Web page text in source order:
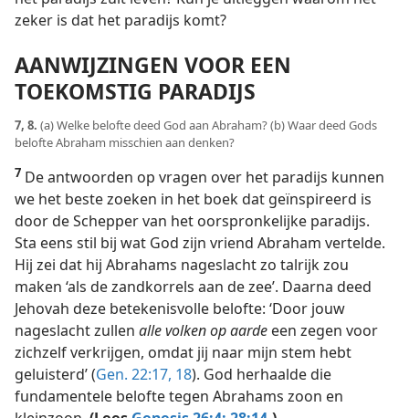
zeker is dat het paradijs komt?
AANWIJZINGEN VOOR EEN
TOEKOMSTIG PARADIJS
7, 8. (a) Welke belofte deed God aan Abraham? (b) Waar deed Gods
belofte Abraham misschien aan denken?
7 De antwoorden op vragen over het paradijs kunnen
we het beste zoeken in het boek dat geïnspireerd is
door de Schepper van het oorspronkelijke paradijs.
Sta eens stil bij wat God zijn vriend Abraham vertelde.
Hij zei dat hij Abrahams nageslacht zo talrijk zou
maken ‘als de zandkorrels aan de zee’. Daarna deed
Jehovah deze betekenisvolle belofte: ‘Door jouw
nageslacht zullen alle volken op aarde een zegen voor
zichzelf verkrijgen, omdat jij naar mijn stem hebt
geluisterd’ (Gen. 22:17, 18). God herhaalde die
fundamentele belofte tegen Abrahams zoon en